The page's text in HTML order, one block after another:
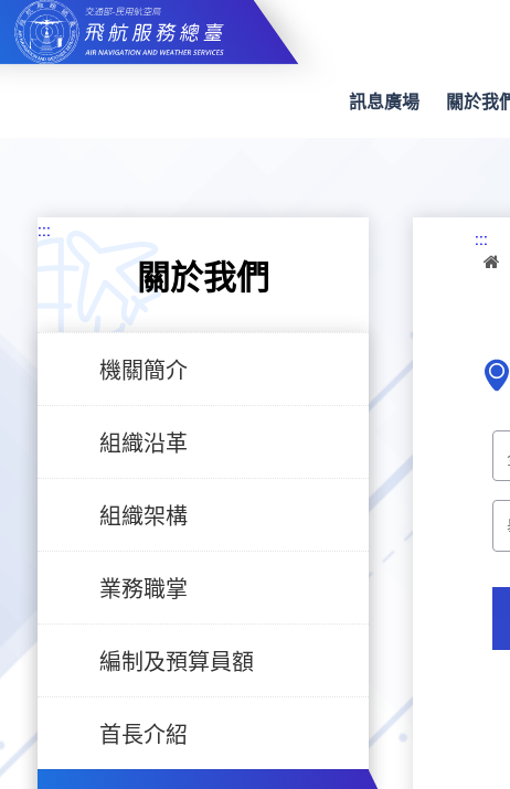
跳
到
主
要
訊息廣場 關於我
:::
關於我們
機關簡介
組織沿革
組織架構
業務職掌
編制及預算員額
首長介紹
:::